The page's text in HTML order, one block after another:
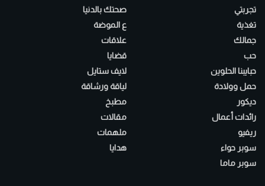
تجربتي
تغذية
جمالك
حب
حبايبنا الحلوين
حمل وولادة
ديكور
رائدات أعمال
ريفيو
سوبر حواء
سوبر ماما
صحتك بالدنيا
ع الموضة
علاقات
قضايا
لايف ستايل
لياقة ورشاقة
مطبخ
مقالات
ملهمات
هدايا